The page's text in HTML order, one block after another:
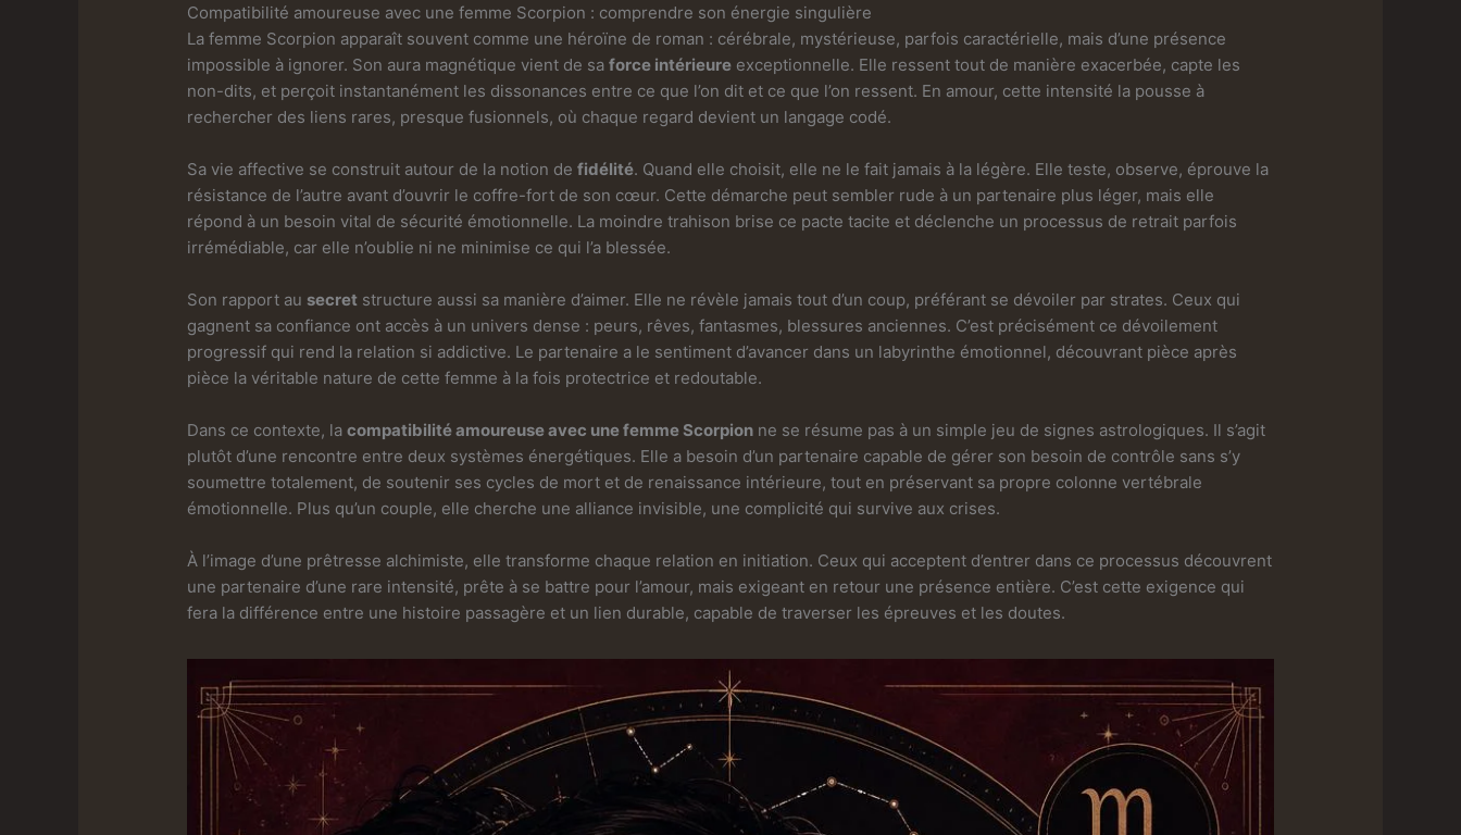
Compatibilité amoureuse avec une femme Scorpion : comprendre son énergie singulière
La femme Scorpion apparaît souvent comme une héroïne de roman : cérébrale, mystérieuse, parfois caractérielle, mais d’une présence
impossible à ignorer. Son aura magnétique vient de saforce intérieure exceptionnelle. Elle ressent tout de manière exacerbée, capte les
non-dits, et perçoit instantanément les dissonances entre ce que l’on dit et ce que l’on ressent. En amour, cette intensité la pousse à
rechercher des liens rares, presque fusionnels, où chaque regard devient un langage codé.
Sa vie affective se construit autour de la notion defidélité. Quand elle choisit, elle ne le fait jamais à la légère. Elle teste, observe, éprouve la
résistance de l’autre avant d’ouvrir le coffre-fort de son cœur. Cette démarche peut sembler rude à un partenaire plus léger, mais elle
répond à un besoin vital de sécurité émotionnelle. La moindre trahison brise ce pacte tacite et déclenche un processus de retrait parfois
irrémédiable, car elle n’oublie ni ne minimise ce qui l’a blessée.
Son rapport au secret structure aussi sa manière d’aimer. Elle ne révèle jamais tout d’un coup, préférant se dévoiler par strates. Ceux qui
gagnent sa confiance ont accès à un univers dense : peurs, rêves, fantasmes, blessures anciennes. C’est précisément ce dévoilement
progressif qui rend la relation si addictive. Le partenaire a le sentiment d’avancer dans un labyrinthe émotionnel, découvrant pièce après
pièce la véritable nature de cette femme à la fois protectrice et redoutable.
Dans ce contexte, lacompatibilité amoureuse avec une femme Scorpion ne se résume pas à un simple jeu de signes astrologiques. Il s’agit
plutôt d’une rencontre entre deux systèmes énergétiques. Elle a besoin d’un partenaire capable de gérer son besoin de contrôle sans s’y
soumettre totalement, de soutenir ses cycles de mort et de renaissance intérieure, tout en préservant sa propre colonne vertébrale
émotionnelle. Plus qu’un couple, elle cherche une alliance invisible, une complicité qui survive aux crises.
À l’image d’une prêtresse alchimiste, elle transforme chaque relation en initiation. Ceux qui acceptent d’entrer dans ce processus découvrent
une partenaire d’une rare intensité, prête à se battre pour l’amour, mais exigeant en retour une présence entière. C’est cette exigence qui
fera la différence entre une histoire passagère et un lien durable, capable de traverser les épreuves et les doutes.